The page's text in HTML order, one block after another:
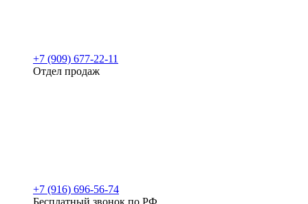
+7 (909) 677-22-11
Отдел продаж
+7 (916) 696-56-74
Бесплатный звонок по РФ